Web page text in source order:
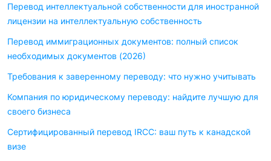
Перевод интеллектуальной собственности для иностранной
лицензии на интеллектуальную собственность
Перевод иммиграционных документов: полный список
необходимых документов (2026)
Требования к заверенному переводу: что нужно учитывать
Компания по юридическому переводу: найдите лучшую для
своего бизнеса
Сертифицированный перевод IRCC: ваш путь к канадской
визе